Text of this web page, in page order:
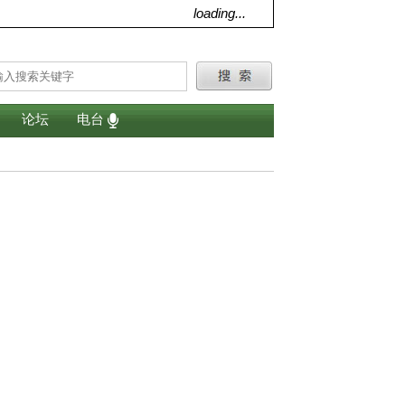
loading...
论坛 电台